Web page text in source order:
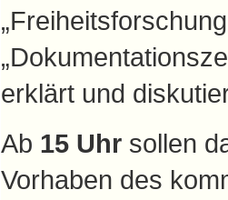
erklärt und
Ab 15 Uhrsollen
Vorhaben des